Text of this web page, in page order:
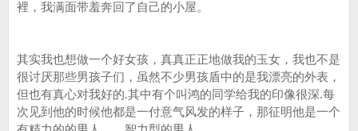
裡，我满面带羞奔回了自己的小屋。
其实我也想做一个好女孩，真真正正地做我的玉女，我也不是
很讨厌那些男孩子们，虽然不少男孩盾中的是我漂亮的外表，
但也有真心对我好的.其中有个叫鸿的同学给我的印像很深.每
次见到他的时候他都是一付意气风发的样子，那征明他是一个